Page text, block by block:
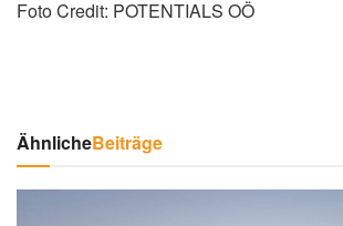
Foto Credit: POTENTIALS OÖ
ÄhnlicheBeiträge